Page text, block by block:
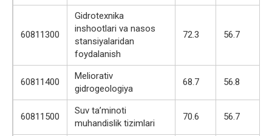
60811300
Gidrotexnika
inshootlari va nasos
stansiyalaridan
foydalanish
72.3 56.7
60811400
Meliorativ
gidrogeologiya
68.7 56.8
60811500
Suv taʼminoti
muhandislik tizimlari
70.6 56.7